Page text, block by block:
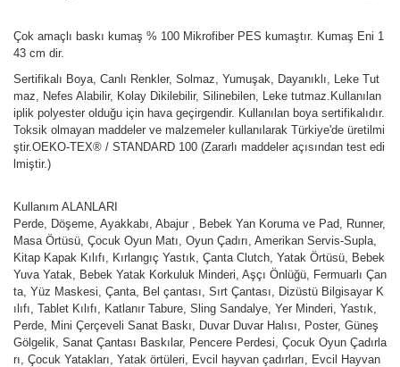
Çok amaçlı baskı kumaş % 100 Mikrofiber PES kumaştır. Kumaş Eni 1
43 cm dir.
Sertifikalı Boya, Canlı Renkler, Solmaz, Yumuşak, Dayanıklı, Leke Tut
maz, Nefes Alabilir, Kolay Dikilebilir, Silinebilen, Leke tutmaz.Kullanılan
iplik polyester olduğu için hava geçirgendir. Kullanılan boya sertifikalıdır.
Toksik olmayan maddeler ve malzemeler kullanılarak Türkiye'de üretilmi
ştir.OEKO-TEX® / STANDARD 100 (Zararlı maddeler açısından test edi
lmiştir.)
Kullanım ALANLARI
Perde, Döşeme, Ayakkabı, Abajur , Bebek Yan Koruma ve Pad, Runner,
Masa Örtüsü, Çocuk Oyun Matı, Oyun Çadırı, Amerikan Servis-Supla,
Kitap Kapak Kılıfı, Kırlangıç Yastık, Çanta Clutch, Yatak Örtüsü, Bebek
Yuva Yatak, Bebek Yatak Korkuluk Minderi, Aşçı Önlüğü, Fermuarlı Çan
ta, Yüz Maskesi, Çanta, Bel çantası, Sırt Çantası, Dizüstü Bilgisayar K
ılıfı, Tablet Kılıfı, Katlanır Tabure, Sling Sandalye, Yer Minderi, Yastık,
Perde, Mini Çerçeveli Sanat Baskı, Duvar Duvar Halısı, Poster, Güneş
Gölgelik, Sanat Çantası Baskılar, Pencere Perdesi, Çocuk Oyun Çadırla
rı, Çocuk Yatakları, Yatak örtüleri, Evcil hayvan çadırları, Evcil Hayvan